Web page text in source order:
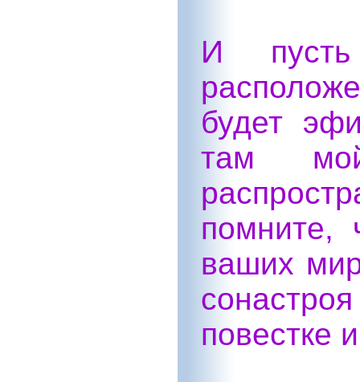
И
будет
там
помните,
ваших
повестке